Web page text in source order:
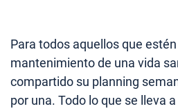
Para todos aquellos que
mantenimiento de una vida
compartido su planning
por una. Todo lo que se lleva